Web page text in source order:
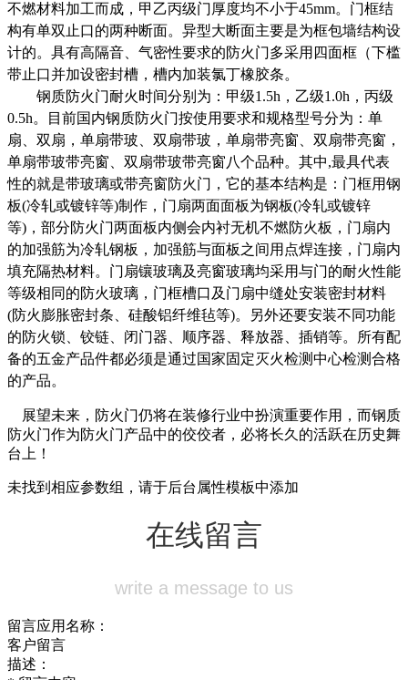
不燃材料加工而成，甲乙丙级门厚度均不小于45mm。门框结
构有单双止口的两种断面。异型大断面主要是为框包墙结构设
计的。具有高隔音、气密性要求的防火门多采用四面框（下槛
带止口并加设密封槽，槽内加装氯丁橡胶条。
钢质防火门耐火时间分别为：甲级1.5h，乙级1.0h，丙级
0.5h。目前国内钢质防火门按使用要求和规格型号分为：单
扇、双扇，单扇带玻、双扇带玻，单扇带亮窗、双扇带亮窗，
单扇带玻带亮窗、双扇带玻带亮窗八个品种。其中,最具代表
性的就是带玻璃或带亮窗防火门，它的基本结构是：门框用钢
板(冷轧或镀锌等)制作，门扇两面面板为钢板(冷轧或镀锌
等)，部分防火门两面板内侧会内衬无机不燃防火板，门扇内
的加强筋为冷轧钢板，加强筋与面板之间用点焊连接，门扇内
填充隔热材料。门扇镶玻璃及亮窗玻璃均采用与门的耐火性能
等级相同的防火玻璃，门框槽口及门扇中缝处安装密封材料
(防火膨胀密封条、硅酸铝纤维毡等)。另外还要安装不同功能
的防火锁、铰链、闭门器、顺序器、释放器、插销等。所有配
备的五金产品件都必须是通过国家固定灭火检测中心检测合格
的产品。
展望未来，防火门仍将在装修行业中扮演重要作用，而钢质
防火门作为防火门产品中的佼佼者，必将长久的活跃在历史舞
台上！
未找到相应参数组，请于后台属性模板中添加
在线留言
write a message to us
留言应用名称：
客户留言
描述：